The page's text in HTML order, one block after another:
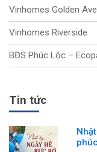
Vinhomes Golden
Vinhomes Riverside
BĐS Phúc Lộc –
Tin tức